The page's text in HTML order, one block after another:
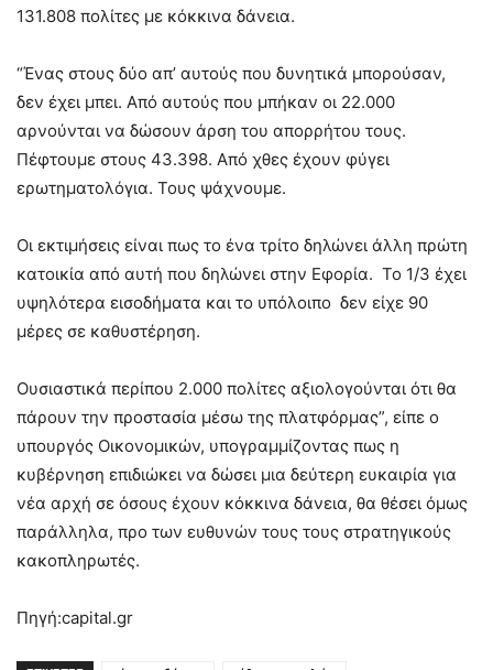
131.808 πολίτες με κόκκινα δάνεια.
“Ένας στους δύο απ’ αυτούς που δυνητικά μπορούσαν,
δεν έχει μπει. Από αυτούς που μπήκαν οι 22.000
αρνούνται να δώσουν άρση του απορρήτου τους.
Πέφτουμε στους 43.398. Από χθες έχουν φύγει
ερωτηματολόγια. Τους ψάχνουμε.
Οι εκτιμήσεις είναι πως το ένα τρίτο δηλώνει άλλη πρώτη
κατοικία από αυτή που δηλώνει στην Εφορία. Το 1/3 έχει
υψηλότερα εισοδήματα και το υπόλοιπο δεν είχε 90
μέρες σε καθυστέρηση.
Ουσιαστικά περίπου 2.000 πολίτες αξιολογούνται ότι θα
πάρουν την προστασία μέσω της πλατφόρμας”, είπε ο
υπουργός Οικονομικών, υπογραμμίζοντας πως η
κυβέρνηση επιδιώκει να δώσει μια δεύτερη ευκαιρία για
νέα αρχή σε όσους έχουν κόκκινα δάνεια, θα θέσει όμως
παράλληλα, προ των ευθυνών τους τους στρατηγικούς
κακοπληρωτές.
Πηγή:capital.gr